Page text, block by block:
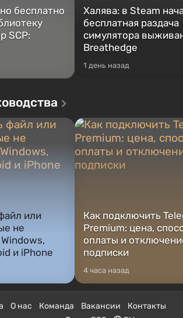
бесплатно
SCP:
Халява: в Steam
бесплатная раздача
симулятора
Breathedge
1 день назад
или
не
и iPhone
Как подключить
Premium: цена,
оплаты и
подписки
4 часа назад
О нас Команда Вакансии
Контакты